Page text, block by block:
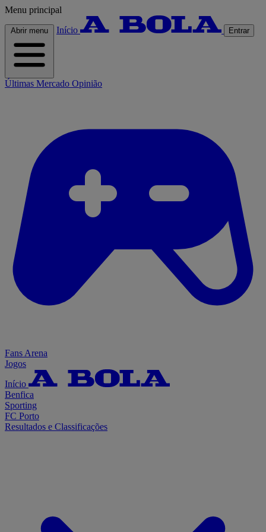
Menu principal
Abrir menu Início Entrar
Últimas Mercado Opinião
Fans Arena
Jogos
Início
Benfica
Sporting
FC Porto
Resultados e Classificações